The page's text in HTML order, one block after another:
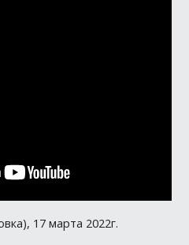
17 марта 2022г.